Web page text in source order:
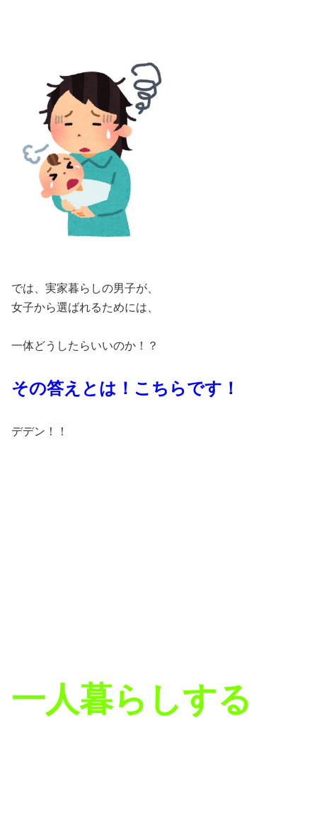
では、実家暮らしの男子が、
女子から選ばれるためには、
一体どうしたらいいのか！？
その答えとは！こちらです！
デデン！！
一人暮らしする